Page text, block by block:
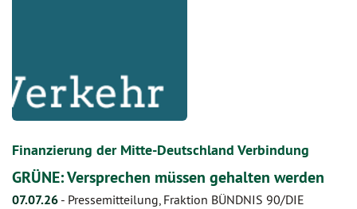
Finanzierung der Mitte-Deutschland Verbindung
GRÜNE: Versprechen müssen gehalten werden
07.07.26 - Pressemitteilung, Fraktion BÜNDNIS 90/DIE